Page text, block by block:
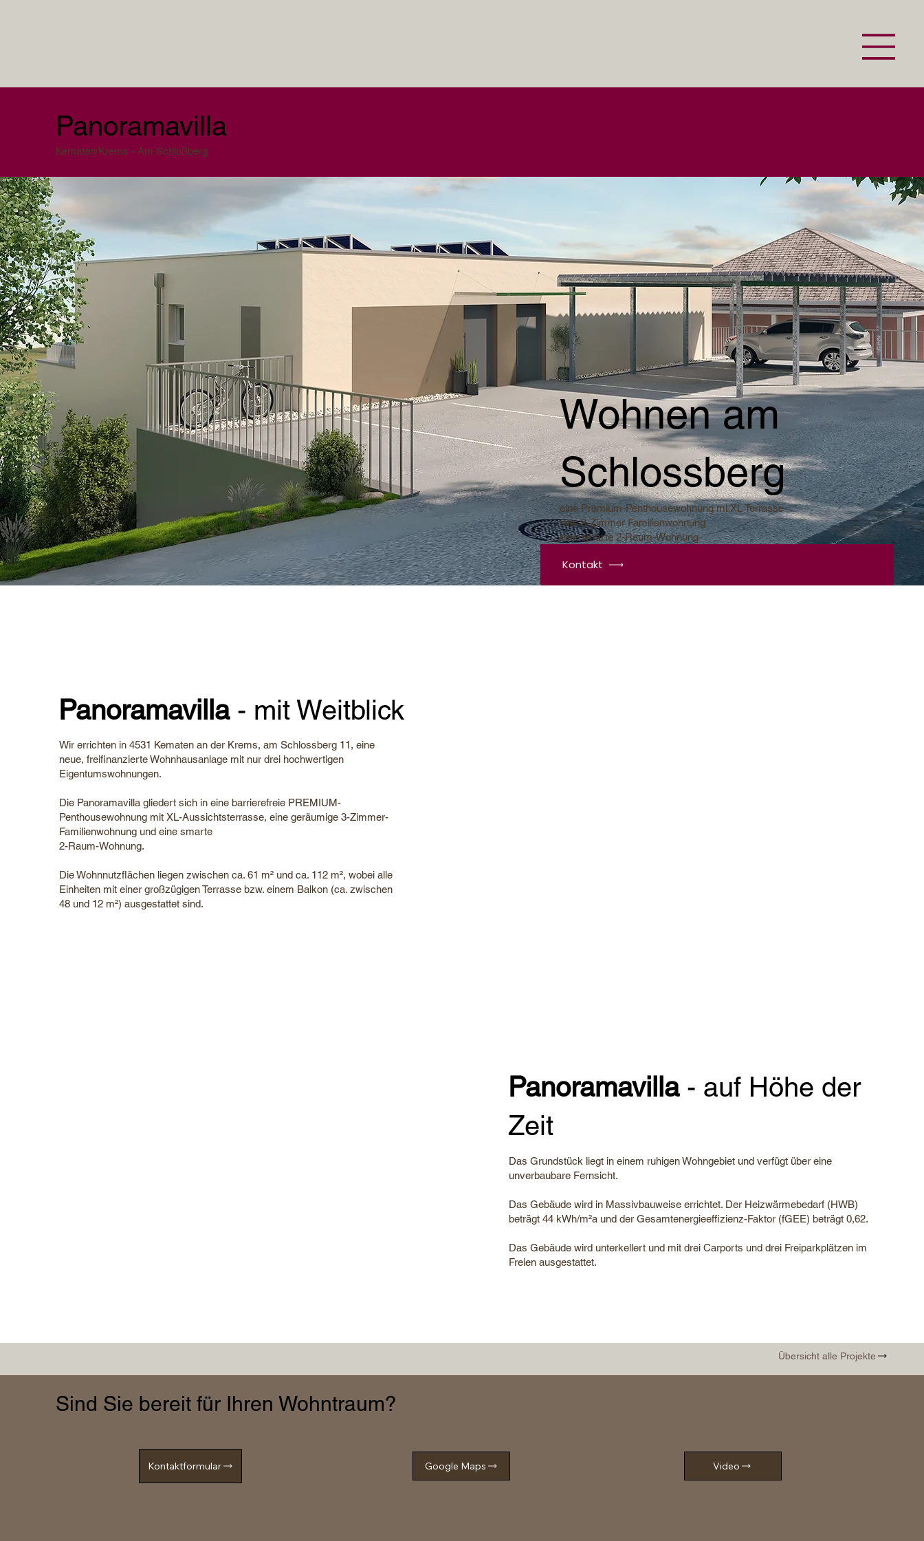
Panoramavilla
Kematen/Krems - Am Schloßberg
Wohnen am
Schlossberg
eine Premium-Penthousewohnung mi XL Terrasse
eine 3-Zimmer Familienwohnung
eine smarte 2-Raum-Wohnung
Kontakt
Panoramavilla- mit Weitblick
Wir errichten in 4531 Kematen an der Krems, am Schlossberg 11, eine
neue, freifinanzierte Wohnhausanlage mit nur drei hochwertigen
Eigentumswohnungen.
Die Panoramavilla gliedert sich in eine barrierefreie PREMIUM-
Penthousewohnung mit XL-Aussichtsterrasse, eine geräumige 3-Zimmer-
Familienwohnung und eine smarte
2-Raum-Wohnung.
Die Wohnnutzflächen liegen zwischen ca. 61 m² und ca. 112 m², wobei alle
Einheiten mit einer großzügigen Terrasse bzw. einem Balkon (ca. zwischen
48 und 12 m²) ausgestattet sind.
Panoramavilla- auf Höhe der
Zeit
Das Grundstück liegt in einem ruhigen Wohngebiet und verfügt über eine
unverbaubare Fernsicht.
Das Gebäude wird in Massivbauweise errichtet. Der Heizwärmebedarf (HWB)
beträgt 44 kWh/m²a und der Gesamtenergieeffizienz-Faktor (fGEE) beträgt 0,62.
Das Gebäude wird unterkellert und mit drei Carports und drei Freiparkplätzen im
Freien ausgestattet.
Übersicht alle Projekte
Sind Sie bereit für Ihren Wohntraum?
Kontaktformular Google Maps Video